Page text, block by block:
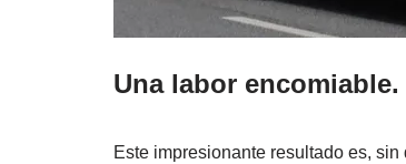
Una labor encomiable.
Este impresionante resultado es,